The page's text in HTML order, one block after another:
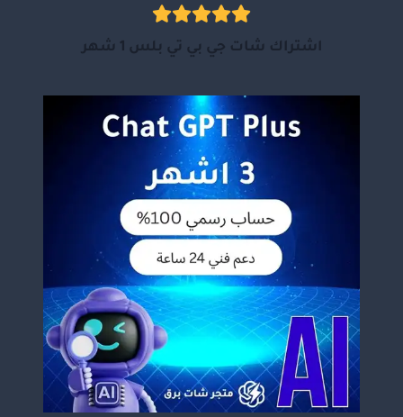
اشتراك شات جي بي تي بلس 1 شهر